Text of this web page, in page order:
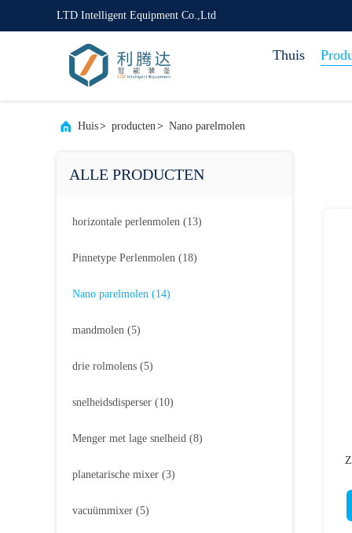
LTD Intelligent Equipment Co.,Ltd
Thuis
Huis> producten> Nano parelmolen
ALLE PRODUCTEN
horizontale perlenmolen (13)
Pinnetype Perlenmolen (18)
Nano parelmolen (14)
mandmolen (5)
drie rolmolens (5)
snelheidsdisperser (10)
Menger met lage snelheid (8)
planetarische mixer (3)
vacuümmixer (5)